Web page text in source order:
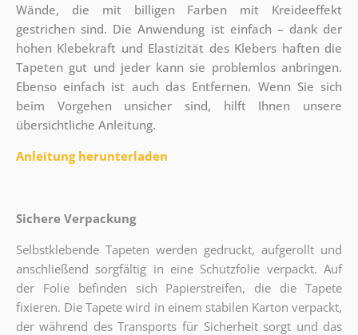
Wände, die mit billigen Farben mit Kreideeffekt
gestrichen sind. Die Anwendung ist einfach – dank der
hohen Klebekraft und Elastizität des Klebers haften die
Tapeten gut und jeder kann sie problemlos anbringen.
Ebenso einfach ist auch das Entfernen. Wenn Sie sich
beim Vorgehen unsicher sind, hilft Ihnen unsere
übersichtliche Anleitung.
Anleitung herunterladen
Sichere Verpackung
Selbstklebende Tapeten werden gedruckt, aufgerollt und
anschließend sorgfältig in eine Schutzfolie verpackt. Auf
der Folie befinden sich Papierstreifen, die die Tapete
fixieren. Die Tapete wird in einem stabilen Karton verpackt,
der während des Transports für Sicherheit sorgt und das